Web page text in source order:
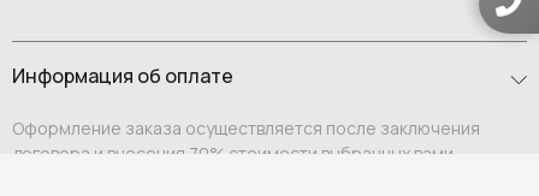
Информация об оплате
Оформление заказа осуществляется после заключения
договора и внесения 70% стоимости выбранных вами